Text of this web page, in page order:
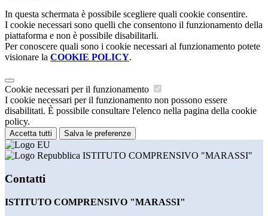
In questa schermata è possibile scegliere quali cookie consentire.
I cookie necessari sono quelli che consentono il funzionamento della
piattaforma e non è possibile disabilitarli.
Per conoscere quali sono i cookie necessari al funzionamento potete
visionare la COOKIE POLICY.
Cookie necessari per il funzionamento
I cookie necessari per il funzionamento non possono essere
disabilitati. È possibile consultare l'elenco nella pagina della cookie
policy.
Accetta tutti Salva le preferenze
ISTITUTO COMPRENSIVO "MARASSI"
Contatti
ISTITUTO COMPRENSIVO "MARASSI"